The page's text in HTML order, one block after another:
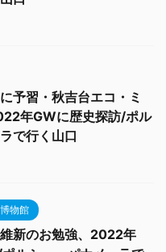
予習・秋吉台エコ・ミ
年GWに歴史探訪/ポル
で行く山口
物館
新のお勉強、2022年